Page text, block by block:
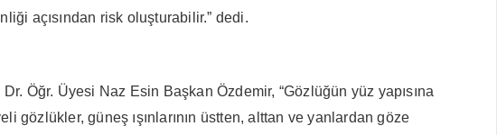
açısından risk oluşturabilir.” dedi.
Öğr. Üyesi Naz Esin Başkan Özdemir, “Gözlüğün yüz yapısına
gözlükler, güneş ışınlarının üstten, alttan ve yanlardan göze